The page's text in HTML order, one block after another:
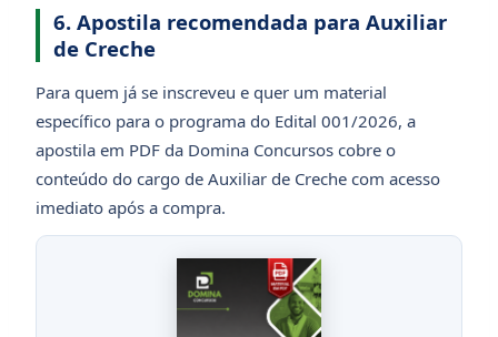
6. Apostila recomendada para Auxiliar
de Creche
Para quem já se inscreveu e quer um material
específico para o programa do Edital 001/2026, a
apostila em PDF da Domina Concursos cobre o
conteúdo do cargo de Auxiliar de Creche com acesso
imediato após a compra.